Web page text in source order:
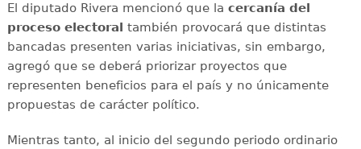
El diputado Rivera mencionó que la cercanía del
proceso electoral
también provocará que distintas
bancadas presenten varias iniciativas, sin embargo,
agregó que se deberá priorizar proyectos que
representen beneficios para el país y no únicamente
propuestas de carácter político.
Mientras tanto, al inicio del segundo periodo ordinario